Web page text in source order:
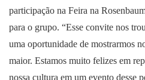
participação na Feira na
para o grupo. “Esse convite nos
uma oportunidade de mostrarmos
maior. Estamos muito felizes em
nossa cultura em um evento desse